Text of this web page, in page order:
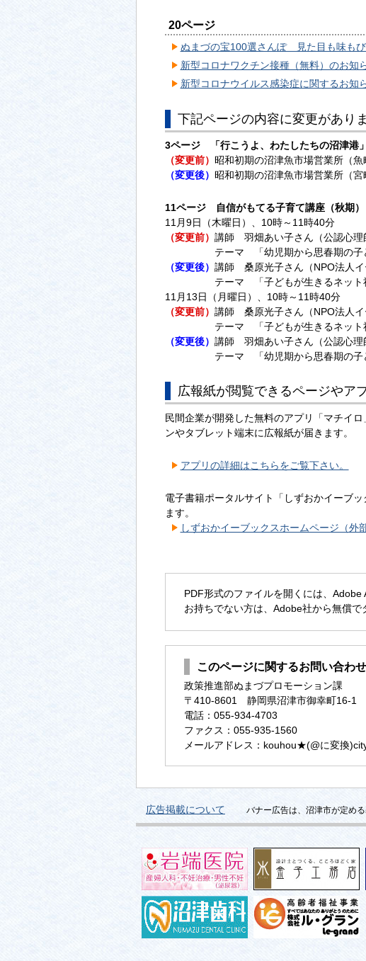
20ページ
ぬまづの宝100選さんぽ 見た目も味もび
新型コロナワクチン接種（無料）のお知
新型コロナウイルス感染症に関するお知
下記ページの内容に変更があり
3ページ 「行こうよ、わたしたちの沼津港
（変更前） 昭和初期の沼津魚市場営業所（魚
（変更後） 昭和初期の沼津魚市場営業所（宮
11ページ 自信がもてる子育て講座（秋期）
11月9日（木曜日）、10時～11時40分
（変更前） 講師 羽畑あい子さん（公認心理
テーマ 「幼児期から思春期の子ども
（変更後） 講師 桑原光子さん（NPO法人イ
テーマ 「子どもが生きるネット社
11月13日（月曜日）、10時～11時40分
（変更前） 講師 桑原光子さん（NPO法人イ
テーマ 「子どもが生きるネット社
（変更後） 講師 羽畑あい子さん（公認心理
テーマ 「幼児期から思春期の子ども
広報紙が閲覧できるページやア
民間企業が開発した無料のアプリ「マチイ
ンやタブレット端末に広報紙が届きます。
アプリの詳細はこちらをご覧下さい。
電子書籍ポータルサイト「しずおかイーブ
ます。
しずおかイーブックスホームページ（外
PDF形式のファイルを開くには、
お持ちでない方は、Adobe社から無償で
このページに関するお問い合わ
政策推進部ぬまづプロモーション課
〒410-8601 静岡県沼津市御幸町16-1
電話：055-934-4703
ファクス：055-935-1560
メールアドレス：kouhou★(@に変換
広告掲載について バナー広告は、沼津市が定め